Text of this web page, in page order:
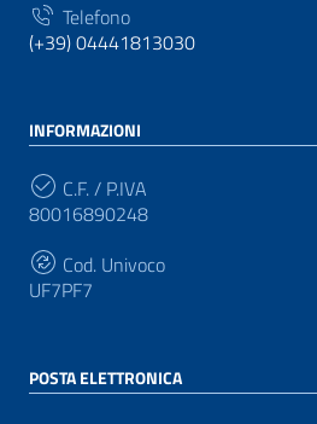
Telefono
(+39) 04441813030
INFORMAZIONI
C.F. / P.IVA
80016890248
Cod. Univoco
UF7PF7
POSTA ELETTRONICA